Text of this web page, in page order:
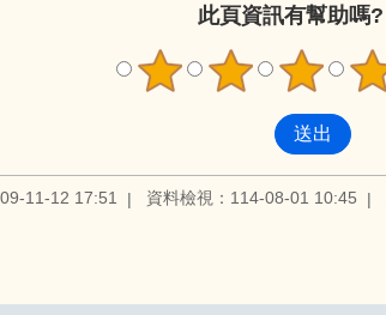
此頁資訊有幫助嗎?
11-12 17:51 資料檢視：114-08-01 10:45